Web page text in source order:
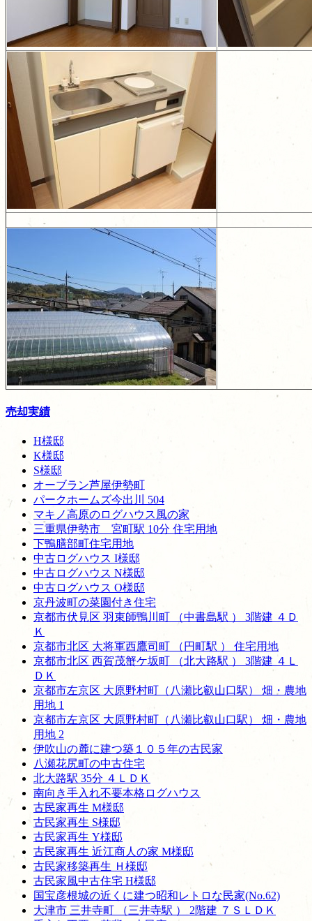
売却実績
H様邸
K様邸
S様邸
オーブラン芦屋伊勢町
パークホームズ今出川 504
マキノ高原のログハウス風の家
三重県伊勢市 宮町駅 10分 住宅用地
下鴨膳部町住宅用地
中古ログハウス I様邸
中古ログハウス N様邸
中古ログハウス O様邸
京丹波町の菜園付き住宅
京都市伏見区 羽束師鴨川町 （中書島駅 ） 3階建 ４Ｄ
Ｋ
京都市北区 大将軍西鷹司町 （円町駅 ） 住宅用地
京都市北区 西賀茂蟹ケ坂町 （北大路駅 ） 3階建 ４Ｌ
ＤＫ
京都市左京区 大原野村町（八瀬比叡山口駅） 畑・農地
用地 1
京都市左京区 大原野村町（八瀬比叡山口駅） 畑・農地
用地 2
伊吹山の麓に建つ築１０５年の古民家
八瀬花尻町の中古住宅
北大路駅 35分 ４ＬＤＫ
南向き手入れ不要本格ログハウス
古民家再生 M様邸
古民家再生 S様邸
古民家再生 Y様邸
古民家再生 近江商人の家 M様邸
古民家移築再生 Ｈ様邸
古民家風中古住宅 H様邸
国宝彦根城の近くに建つ昭和レトロな民家(No.62)
大津市 三井寺町 （三井寺駅 ） 2階建 ７ＳＬＤＫ